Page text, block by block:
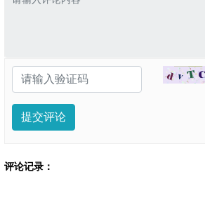
提交评论
评论记录：